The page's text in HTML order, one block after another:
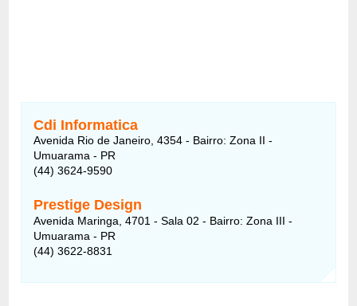
Cdi Informatica
Avenida Rio de Janeiro, 4354 - Bairro: Zona II -
Umuarama - PR
(44) 3624-9590
Prestige Design
Avenida Maringa, 4701 - Sala 02 - Bairro: Zona III -
Umuarama - PR
(44) 3622-8831